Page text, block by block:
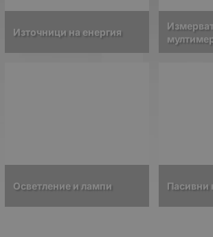
Източници на енергия
Осветление и лампи Пасивни